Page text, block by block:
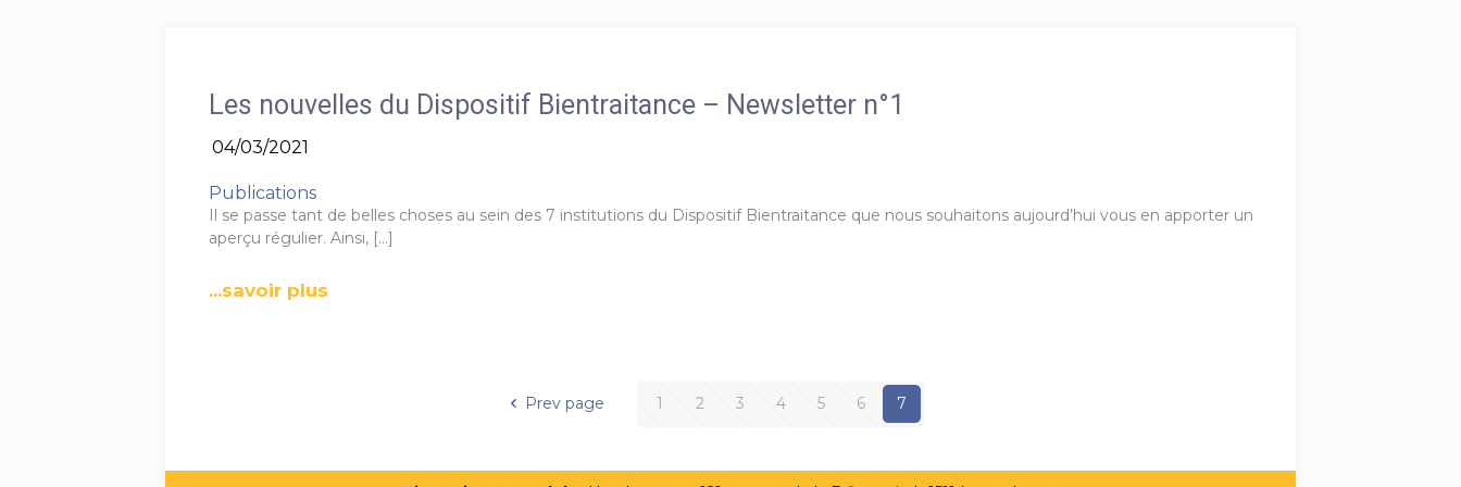
Les nouvelles du Dispositif Bientraitance – Newsletter n°1
04/03/2021
Publications
Il se passe tant de belles choses au sein des 7 institutions du Dispositif Bientraitance que nous souhaitons aujourd’hui vous en apporter un
aperçu régulier. Ainsi, […]
...savoir plus
Prev page 1 2 3 4 5 6 7